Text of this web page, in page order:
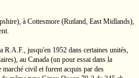
à Cottesmore (Rutland, East Midlands),
R.A.F., jusqu'en 1952 dans certaines unités,
au Canada (un pour essai dans la
civil et furent acquis par des